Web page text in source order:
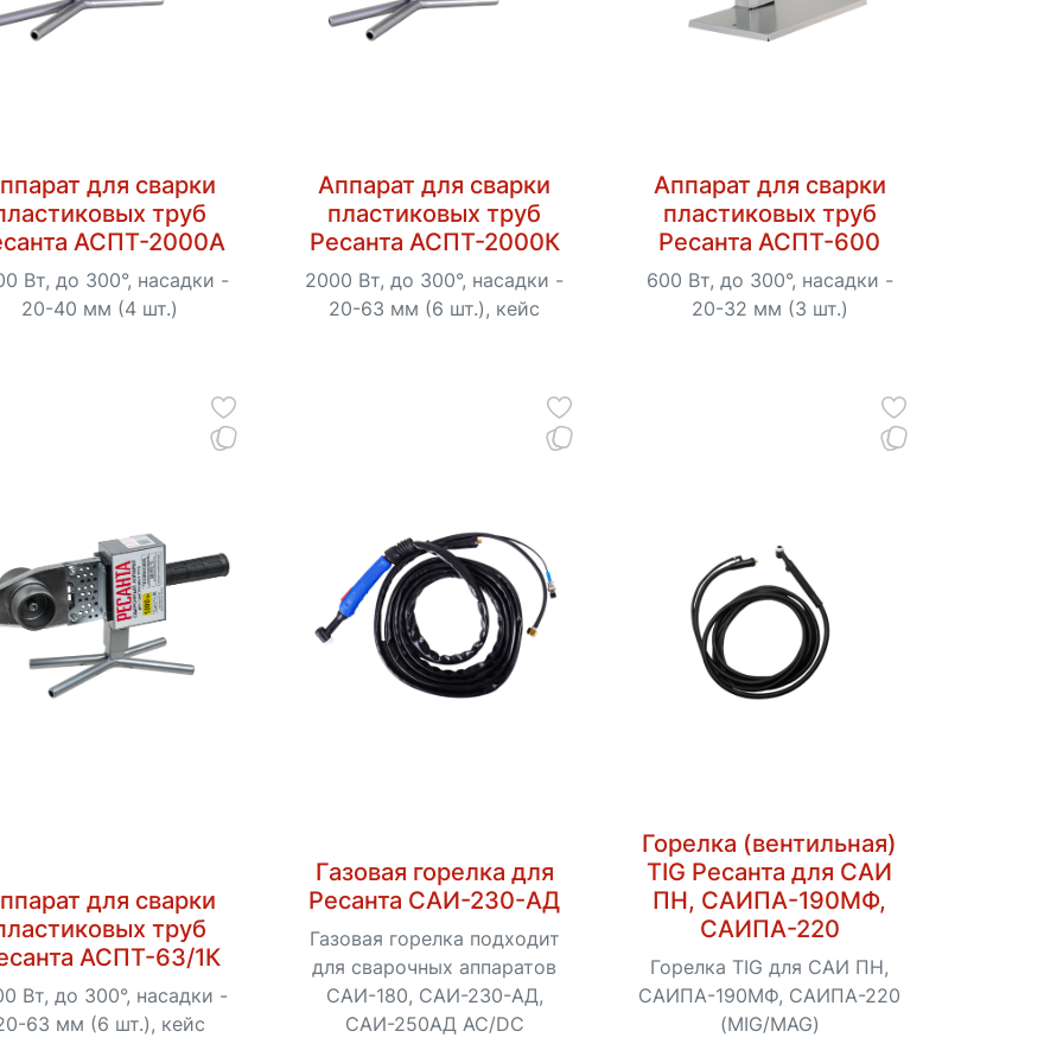
для сварки
труб
АСПТ-2000А
Вт, до 300°, насадки -
20-40 мм (4 шт.)
Аппарат для сварки
пластиковых труб
Ресанта АСПТ-2000К
2000 Вт, до 300°, насадки -
20-63 мм (6 шт.), кейс
Аппарат для сварки
пластиковых труб
Ресанта АСПТ-600
600 Вт, до 300°, насадки -
20-32 мм (3 шт.)
для сварки
труб
АСПТ-63/1К
Вт, до 300°, насадки -
63 мм (6 шт.), кейс
Газовая горелка для
Ресанта САИ-230-АД
Газовая горелка подходит
для сварочных аппаратов
САИ-180, САИ-230-АД,
САИ-250АД АС/DC
Горелка (вентильная)
TIG Ресанта для САИ
ПН, САИПА-190МФ,
САИПА-220
Горелка TIG для САИ ПН,
САИПА-190МФ, САИПА-220
(MIG/MAG)